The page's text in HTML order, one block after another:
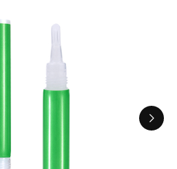
日本語
中文